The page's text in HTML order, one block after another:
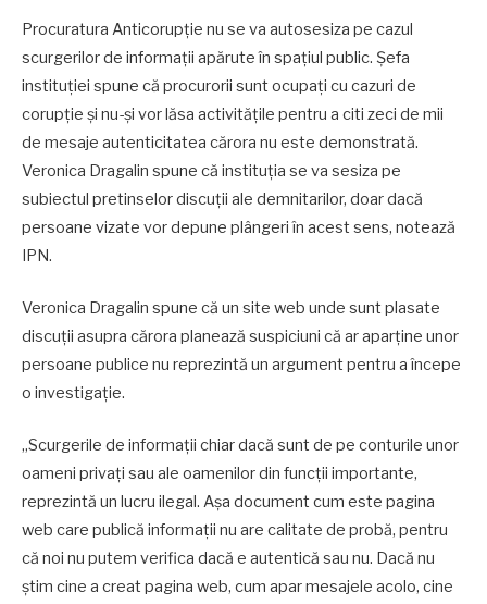
Procuratura Anticorupție nu se va autosesiza pe cazul
scurgerilor de informații apărute în spațiul public. Șefa
instituției spune că procurorii sunt ocupați cu cazuri de
corupție și nu-și vor lăsa activitățile pentru a citi zeci de mii
de mesaje autenticitatea cărora nu este demonstrată.
Veronica Dragalin spune că instituția se va sesiza pe
subiectul pretinselor discuții ale demnitarilor, doar dacă
persoane vizate vor depune plângeri în acest sens, notează
IPN.
Veronica Dragalin spune că un site web unde sunt plasate
discuții asupra cărora planează suspiciuni că ar aparține unor
persoane publice nu reprezintă un argument pentru a începe
o investigație.
„Scurgerile de informații chiar dacă sunt de pe conturile unor
oameni privați sau ale oamenilor din funcții importante,
reprezintă un lucru ilegal. Așa document cum este pagina
web care publică informații nu are calitate de probă, pentru
că noi nu putem verifica dacă e autentică sau nu. Dacă nu
știm cine a creat pagina web, cum apar mesajele acolo, cine